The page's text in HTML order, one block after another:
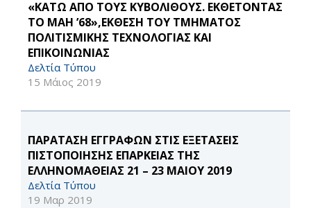
«ΚΑΤΩ ΑΠΟ ΤΟΥΣ ΚΥΒΟΛΙΘΟΥΣ. ΕΚΘΕΤΟΝΤΑΣ
ΤΟ ΜΑΗ ’68»,ΕΚΘΕΣΗ ΤΟΥ ΤΜΗΜΑΤΟΣ
ΠΟΛΙΤΙΣΜΙΚΗΣ ΤΕΧΝΟΛΟΓΙΑΣ ΚΑΙ
ΕΠΙΚΟΙΝΩΝΙΑΣ
Δελτία Τύπου
15 Μάιος 2019
ΠΑΡΑΤΑΣΗ ΕΓΓΡΑΦΩΝ ΣΤΙΣ ΕΞΕΤΑΣΕΙΣ
ΠΙΣΤΟΠΟΙΗΣΗΣ ΕΠΑΡΚΕΙΑΣ ΤΗΣ
ΕΛΛΗΝΟΜΑΘΕΙΑΣ 21 – 23 ΜΑΙΟΥ 2019
Δελτία Τύπου
19 Μαρ 2019